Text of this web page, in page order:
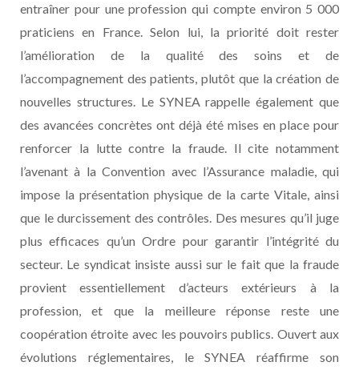
entraîner pour une profession qui compte environ 5 000
praticiens en France. Selon lui, la priorité doit rester
l’amélioration de la qualité des soins et de
l’accompagnement des patients, plutôt que la création de
nouvelles structures. Le SYNEA rappelle également que
des avancées concrètes ont déjà été mises en place pour
renforcer la lutte contre la fraude. Il cite notamment
l’avenant à la Convention avec l’Assurance maladie, qui
impose la présentation physique de la carte Vitale, ainsi
que le durcissement des contrôles. Des mesures qu’il juge
plus efficaces qu’un Ordre pour garantir l’intégrité du
secteur. Le syndicat insiste aussi sur le fait que la fraude
provient essentiellement d’acteurs extérieurs à la
profession, et que la meilleure réponse reste une
coopération étroite avec les pouvoirs publics. Ouvert aux
évolutions réglementaires, le SYNEA réaffirme son